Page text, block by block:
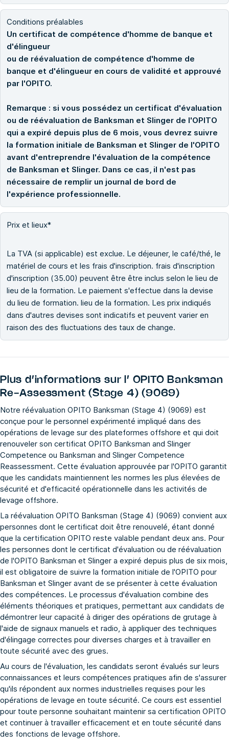
Conditions préalables
Un certificat de compétence d'homme de banque et
d'élingueur
ou de réévaluation de compétence d'homme de
banque et d'élingueur en cours de validité et approuvé
par l'OPITO.
Remarque : si vous possédez un certificat d'évaluation
ou de réévaluation de Banksman et Slinger de l'OPITO
qui a expiré depuis plus de 6 mois, vous devrez suivre
la formation initiale de Banksman et Slinger de l'OPITO
avant d'entreprendre l'évaluation de la compétence
de Banksman et Slinger. Dans ce cas, il n'est pas
nécessaire de remplir un journal de bord de
l'expérience professionnelle.
Prix et lieux*
La TVA (si applicable) est exclue. Le déjeuner, le café/thé, le
matériel de cours et les frais d'inscription. frais d'inscription
d'inscription (35.00) peuvent être être inclus selon le lieu de
lieu de la formation. Le paiement s'effectue dans la devise
du lieu de formation. lieu de la formation. Les prix indiqués
dans d'autres devises sont indicatifs et peuvent varier en
raison des des fluctuations des taux de change.
Plus d’informations sur l’ OPITO Banksman
Re-Assessment (Stage 4) (9069)
Notre réévaluation OPITO Banksman (Stage 4) (9069) est
conçue pour le personnel expérimenté impliqué dans des
opérations de levage sur des plateformes offshore et qui doit
renouveler son certificat OPITO Banksman and Slinger
Competence ou Banksman and Slinger Competence
Reassessment. Cette évaluation approuvée par l'OPITO garantit
que les candidats maintiennent les normes les plus élevées de
sécurité et d'efficacité opérationnelle dans les activités de
levage offshore.
La réévaluation OPITO Banksman (Stage 4) (9069) convient aux
personnes dont le certificat doit être renouvelé, étant donné
que la certification OPITO reste valable pendant deux ans. Pour
les personnes dont le certificat d'évaluation ou de réévaluation
de l'OPITO Banksman et Slinger a expiré depuis plus de six mois,
il est obligatoire de suivre la formation initiale de l'OPITO pour
Banksman et Slinger avant de se présenter à cette évaluation
des compétences. Le processus d'évaluation combine des
éléments théoriques et pratiques, permettant aux candidats de
démontrer leur capacité à diriger des opérations de grutage à
l'aide de signaux manuels et radio, à appliquer des techniques
d'élingage correctes pour diverses charges et à travailler en
toute sécurité avec des grues.
Au cours de l'évaluation, les candidats seront évalués sur leurs
connaissances et leurs compétences pratiques afin de s'assurer
qu'ils répondent aux normes industrielles requises pour les
opérations de levage en toute sécurité. Ce cours est essentiel
pour toute personne souhaitant maintenir sa certification OPITO
et continuer à travailler efficacement et en toute sécurité dans
des fonctions de levage offshore.